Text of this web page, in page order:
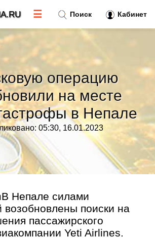
операцию
на месте
в Непале
05:30, 16.01.2023
Непале силами
возобновлены поиски на
пассажирского
Yeti Airlines.
Поиск Кабинет
☰
»